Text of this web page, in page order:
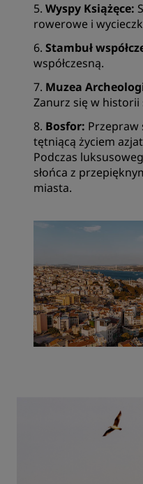
5. Wyspy Książęce:
rowerowe i
6. Stambuł
współczesną.
7. Muzea
Zanurz się w
8. Bosfor: Przepraw
tętniącą życiem
Podczas
słońca z
miasta.